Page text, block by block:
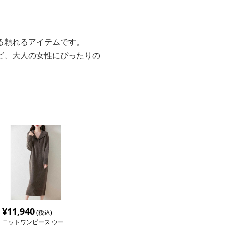
れるアイテムです。
大人の女性にぴったりの
¥11,940(税込)
ニットワンピース ウー